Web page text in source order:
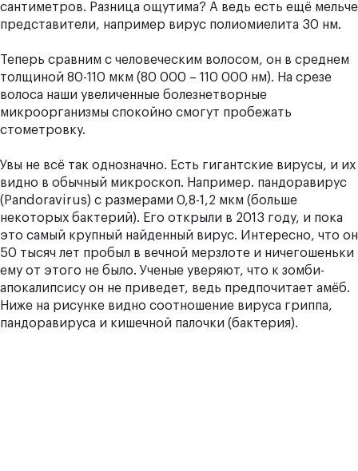
сантиметров. Разница ощутима? А ведь есть ещё мельче
представители, например вирус полиомиелита 30 нм.
Теперь сравним с человеческим волосом, он в среднем
толщиной 80-110 мкм (80 000 – 110 000 нм). На срезе
волоса наши увеличенные болезнетворные
микроорганизмы спокойно смогут пробежать
стометровку.
Увы не всё так однозначно. Есть гигантские вирусы, и их
видно в обычный микроскоп. Например. пандоравирус
(Pandoravirus) с размерами 0,8-1,2 мкм (больше
некоторых бактерий). Его открыли в 2013 году, и пока
это самый крупный найденный вирус. Интересно, что он
50 тысяч лет пробыл в вечной мерзлоте и ничегошеньки
ему от этого не было. Ученые уверяют, что к зомби-
апокалипсису он не приведет, ведь предпочитает амёб.
Ниже на рисунке видно соотношение вируса гриппа,
пандоравируса и кишечной палочки (бактерия).